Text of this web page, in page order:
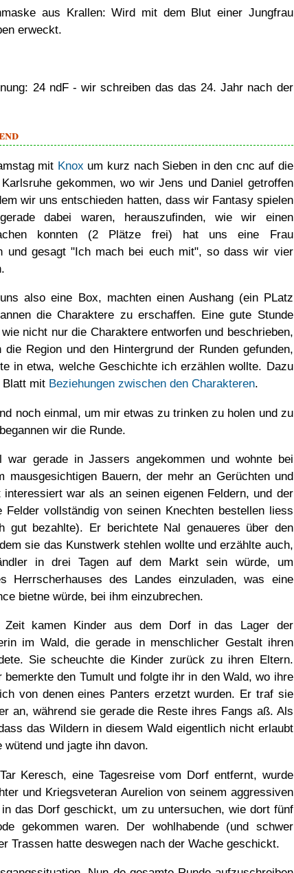
aus Krallen: Wird mit dem Blut einer Jungfrau
erweckt.
24 ndF - wir schreiben das das 24. Jahr nach der
mit Knox um kurz nach Sieben in den cnc auf die
gekommen, wo wir Jens und Daniel getroffen
wir uns entschieden hatten, dass wir Fantasy spielen
dabei waren, herauszufinden, wie wir einen
konnten (2 Plätze frei) hat uns eine Frau
und gesagt "Ich mach bei euch mit", so dass wir vier
also eine Box, machten einen Aushang (ein PLatz
die Charaktere zu erschaffen. Eine gute Stunde
nicht nur die Charaktere entworfen und beschrieben,
die Region und den Hintergrund der Runden gefunden,
in etwa, welche Geschichte ich erzählen wollte. Dazu
Blatt mit Beziehungen zwischen den Charakteren.
noch einmal, um mir etwas zu trinken zu holen und zu
wir die Runde.
war gerade in Jassers angekommen und wohnte bei
mausgesichtigen Bauern, der mehr an Gerüchten und
interessiert war als an seinen eigenen Feldern, und der
Felder vollständig von seinen Knechten bestellen liess
gut bezahlte). Er berichtete Nal genaueres über den
sie das Kunstwerk stehlen wollte und erzählte auch,
in drei Tagen auf dem Markt sein würde, um
Herrscherhauses des Landes einzuladen, was eine
bietne würde, bei ihm einzubrechen.
Zeit kamen Kinder aus dem Dorf in das Lager der
im Wald, die gerade in menschlicher Gestalt ihren
Sie scheuchte die Kinder zurück zu ihren Eltern.
bemerkte den Tumult und folgte ihr in den Wald, wo ihre
von denen eines Panters erzetzt wurden. Er traf sie
an, während sie gerade die Reste ihres Fangs aß. Als
das Wildern in diesem Wald eigentlich nicht erlaubt
wütend und jagte ihn davon.
Keresch, eine Tagesreise vom Dorf entfernt, wurde
und Kriegsveteran Aurelion von seinem aggressiven
in das Dorf geschickt, um zu untersuchen, wie dort fünf
gekommen waren. Der wohlhabende (und schwer
Trassen hatte deswegen nach der Wache geschickt.